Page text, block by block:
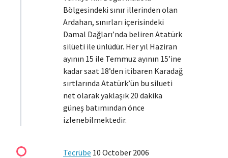
Bölgesindeki sınır illerinden olan
Ardahan, sınırları içerisindeki
Damal Dağları’nda beliren Atatürk
silüeti ile ünlüdür. Her yıl Haziran
ayının 15 ile Temmuz ayının 15’ine
kadar saat 18’den itibaren Karadağ
sırtlarında Atatürk’ün bu silueti
net olarak yaklaşık 20 dakika
güneş batımından önce
izlenebilmektedir.
Tecrübe 10 October 2006